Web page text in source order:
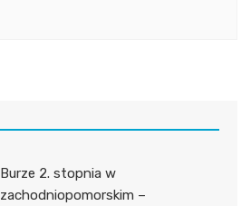
Burze 2. stopnia w
zachodniopomorskim –